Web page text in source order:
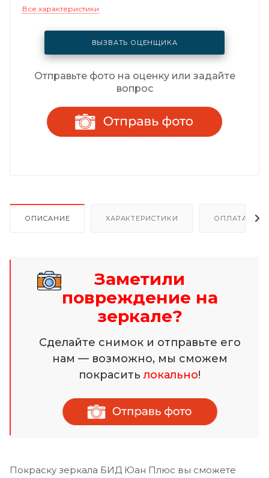
Все характеристики
ВЫЗВАТЬ ОЦЕНЩИКА
Отправьте фото на оценку или задайте
вопрос
ОПИСАНИЕ ХАРАКТЕРИСТИКИ ОПЛАТА И
Заметили
повреждение на
зеркале?
Сделайте снимок и отправьте его
нам — возможно, мы сможем
покраситьлокально!
Покраску зеркала БИД Юан Плюс вы сможете